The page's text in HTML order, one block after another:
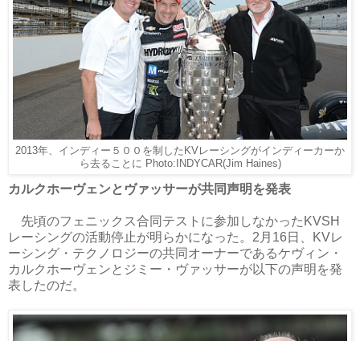
2013年、インディー５００を制したKVレーシングがインディーカーか
ら去ることに Photo:INDYCAR(Jim Haines)
カルクホーヴェンとヴァッサーが共同声明を発表
先頃のフェニックス合同テストに参加しなかったKVSH
レーシングの活動停止が明らかになった。2月16日、KVレ
ーシング・テクノロジーの共同オーナーであるケヴィン・
カルクホーヴェンとジミー・ヴァッサーが以下の声明を発
表したのだ。